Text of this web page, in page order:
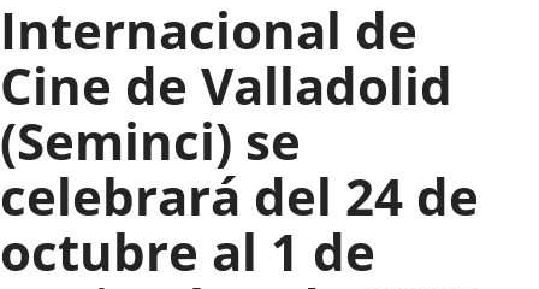
Internacional de
Cine de Valladolid
(Seminci) se
celebrará del 24 de
octubre al 1 de